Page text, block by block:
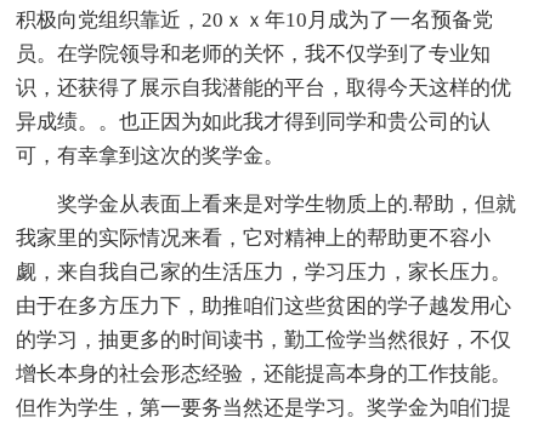
积极向党组织靠近，20ｘｘ年10月成为了一名预备党
员。在学院领导和老师的关怀，我不仅学到了专业知
识，还获得了展示自我潜能的平台，取得今天这样的优
异成绩。。也正因为如此我才得到同学和贵公司的认
可，有幸拿到这次的奖学金。
奖学金从表面上看来是对学生物质上的.帮助，但就
我家里的实际情况来看，它对精神上的帮助更不容小
觑，来自我自己家的生活压力，学习压力，家长压力。
由于在多方压力下，助推咱们这些贫困的学子越发用心
的学习，抽更多的时间读书，勤工俭学当然很好，不仅
增长本身的社会形态经验，还能提高本身的工作技能。
但作为学生，第一要务当然还是学习。奖学金为咱们提